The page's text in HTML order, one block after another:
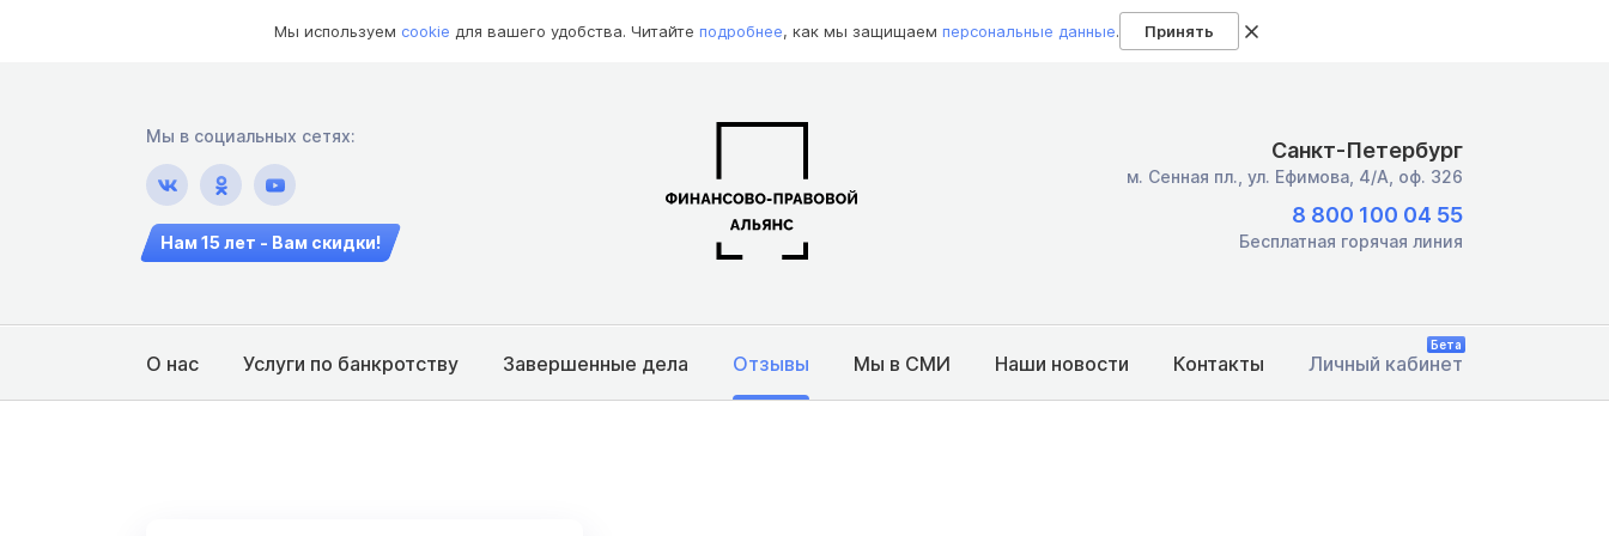
Мы используем cookie для вашего удобства. Читайте подробнее, как мы защищаем персональные данные. Принять
Мы в социальных сетях:
Нам 15 лет - Вам скидки!
Санкт-Петербург
м. Сенная пл., ул. Ефимова, 4/А, оф. 326
8 800 100 04 55
Бесплатная горячая линия
О нас Услуги по банкротству Завершенные дела Отзывы Мы в СМИ Наши новости Контакты Личный кабинет
Бета